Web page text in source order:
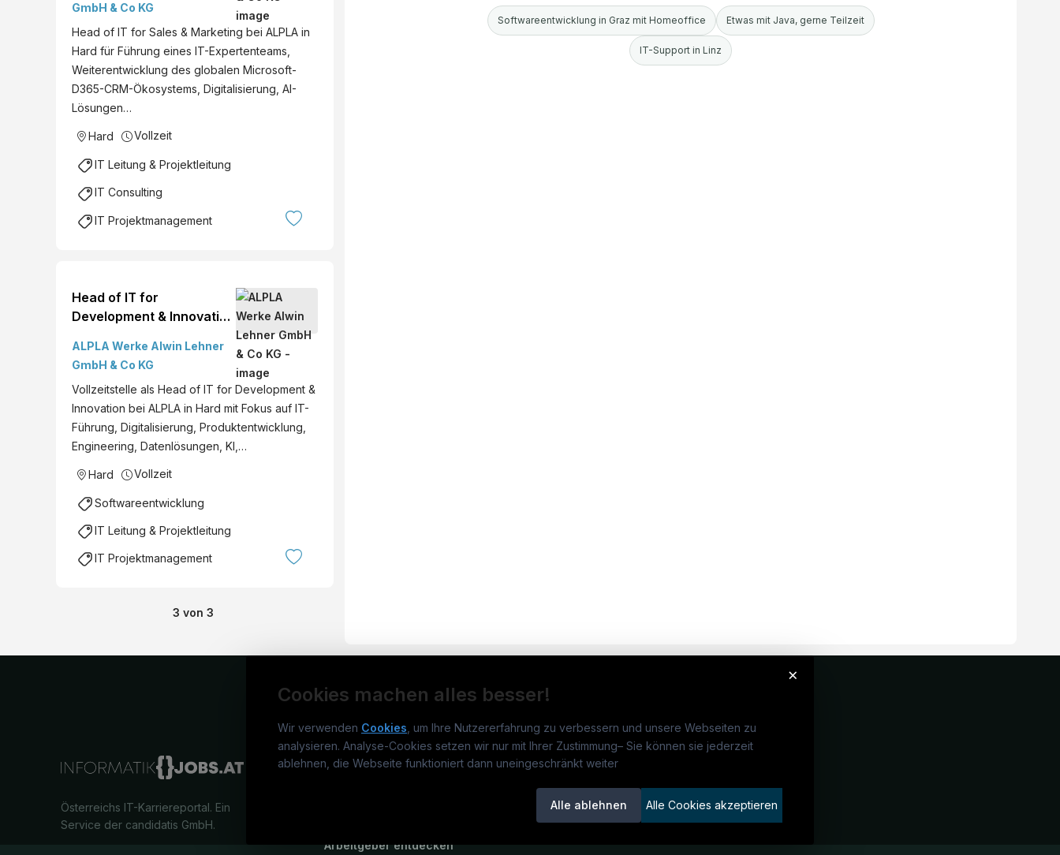
GmbH & Co KG
Head of IT for Sales & Marketing bei ALPLA in
Hard für Führung eines IT-Expertenteams,
Weiterentwicklung des globalen Microsoft-
D365-CRM-Ökosystems, Digitalisierung, AI-
Lösungen…
Hard Vollzeit
IT Leitung & Projektleitung
IT Consulting
IT Projektmanagement
Head of IT for
Development & Innovation
ALPLA Werke Alwin Lehner
GmbH & Co KG
Vollzeitstelle als Head of IT for Development &
Innovation bei ALPLA in Hard mit Fokus auf IT-
Führung, Digitalisierung, Produktentwicklung,
Engineering, Datenlösungen, KI,…
Hard Vollzeit
Softwareentwicklung
IT Leitung & Projektleitung
IT Projektmanagement
3 von 3
Softwareentwicklung in Graz mit Homeoffice Etwas mit Java, gerne Teilzeit
IT-Support in Linz
×
Cookies machen alles besser!
Wir verwenden Cookies , um Ihre Nutzererfahrung zu verbessern und unsere Webseiten zu
analysieren. Analyse-Cookies setzen wir nur mit Ihrer Zustimmung– Sie können sie jederzeit
ablehnen, die Webseite funktioniert dann uneingeschränkt weiter
Alle ablehnen Alle Cookies akzeptieren
Österreichs IT-Karriereportal. Ein
Service der candidatis GmbH.
informatikjobs.at
Arbeitgeber entdecken
Jobs
Jobkategorien Kandidaten finden